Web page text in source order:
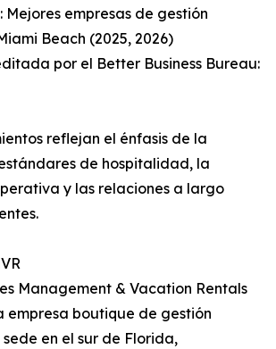
Mejores empresas de gestión
Beach (2025, 2026)
por el Better Business Bureau:
reflejan el énfasis de la
de hospitalidad, la
y las relaciones a largo
Management & Vacation Rentals
empresa boutique de gestión
en el sur de Florida,